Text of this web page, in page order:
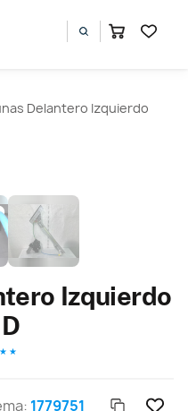
Delantero Izquierdo
Izquierdo
★
1779751